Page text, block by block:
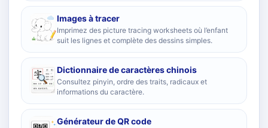
Images à tracer
Imprimez des picture tracing worksheets où l’enfant
suit les lignes et complète des dessins simples.
Dictionnaire de caractères chinois
Consultez pinyin, ordre des traits, radicaux et
informations du caractère.
Générateur de QR code